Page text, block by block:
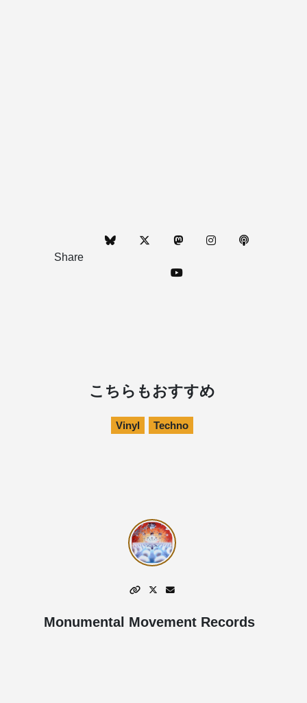
Share
こちらもおすすめ
Vinyl Techno
Monumental Movement Records